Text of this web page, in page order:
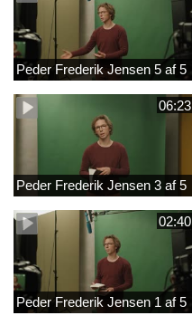
Peder Frederik Jensen 5 af 5
06:23
Peder Frederik Jensen 3 af 5
02:40
Peder Frederik Jensen 1 af 5